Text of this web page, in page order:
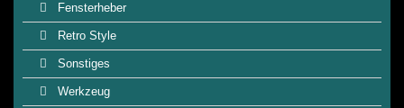
Fensterheber
Retro Style
Sonstiges
Werkzeug